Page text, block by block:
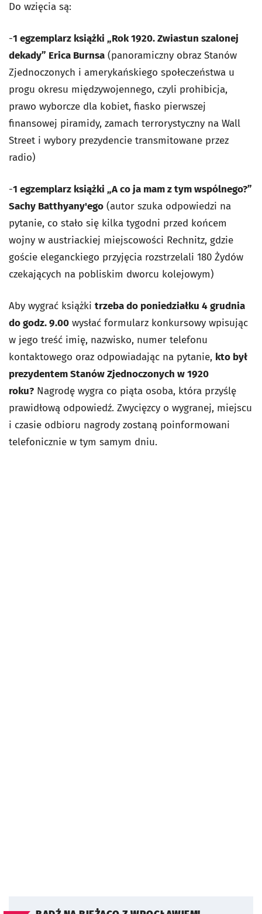
Do wzięcia są:
-1 egzemplarz książki „Rok 1920. Zwiastun szalonej
dekady” Erica Burnsa (panoramiczny obraz Stanów
Zjednoczonych i amerykańskiego społeczeństwa u
progu okresu międzywojennego, czyli prohibicja,
prawo wyborcze dla kobiet, fiasko pierwszej
finansowej piramidy, zamach terrorystyczny na Wall
Street i wybory prezydencie transmitowane przez
radio)
-1 egzemplarz książki „A co ja mam z tym wspólnego?”
Sachy Batthyany'ego (autor szuka odpowiedzi na
pytanie, co stało się kilka tygodni przed końcem
wojny w austriackiej miejscowości Rechnitz, gdzie
goście eleganckiego przyjęcia rozstrzelali 180 Żydów
czekających na pobliskim dworcu kolejowym)
Aby wygrać książki trzeba do poniedziałku 4 grudnia
do godz. 9.00 wysłać formularz konkursowy wpisując
w jego treść imię, nazwisko, numer telefonu
kontaktowego oraz odpowiadając na pytanie, kto był
prezydentem Stanów Zjednoczonych w 1920
roku? Nagrodę wygra co piąta osoba, która przyślę
prawidłową odpowiedź. Zwycięzcy o wygranej, miejscu
i czasie odbioru nagrody zostaną poinformowani
telefonicznie w tym samym dniu.